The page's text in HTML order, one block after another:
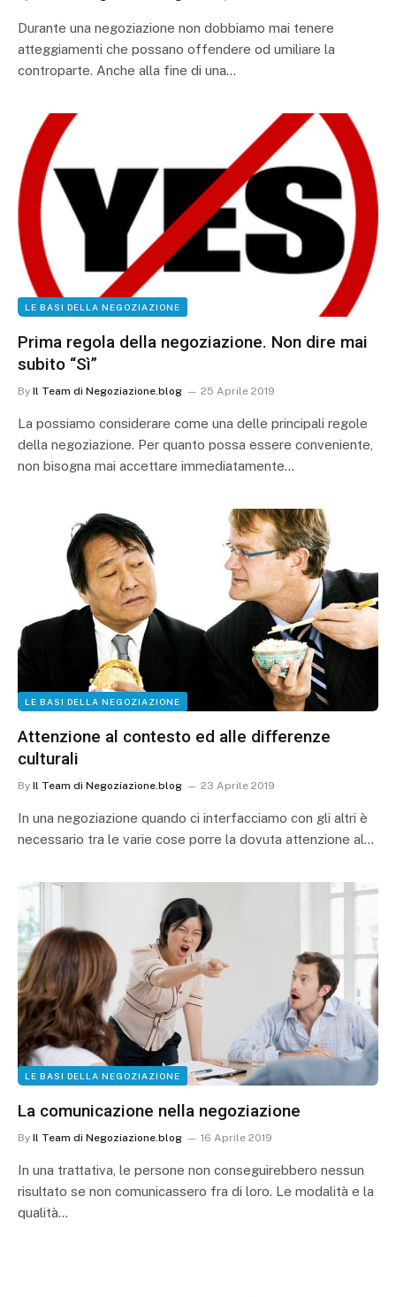
Durante una negoziazione non dobbiamo mai tenere
atteggiamenti che possano offendere od umiliare la
controparte. Anche alla fine di una…
LE BASI DELLA NEGOZIAZIONE
Prima regola della negoziazione. Non dire mai
subito “Sì”
By Il Team di Negoziazione.blog 25 Aprile 2019
La possiamo considerare come una delle principali regole
della negoziazione. Per quanto possa essere conveniente,
non bisogna mai accettare immediatamente…
LE BASI DELLA NEGOZIAZIONE
Attenzione al contesto ed alle differenze
culturali
By Il Team di Negoziazione.blog 23 Aprile 2019
In una negoziazione quando ci interfacciamo con gli altri è
necessario tra le varie cose porre la dovuta attenzione al…
LE BASI DELLA NEGOZIAZIONE
La comunicazione nella negoziazione
By Il Team di Negoziazione.blog 16 Aprile 2019
In una trattativa, le persone non conseguirebbero nessun
risultato se non comunicassero fra di loro. Le modalità e la
qualità…